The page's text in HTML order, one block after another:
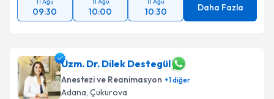
09:30 10:00 10:30 Daha Fazla
Uzm. Dr. Dilek Destegül
Anestezi ve Reanimasyon +1diğer
Adana, Çukurova